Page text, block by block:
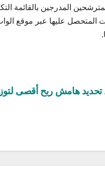
المدرجين بالقائمة
تحديد هامش ربح أقصى